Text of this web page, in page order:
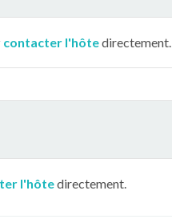
contacter l'hôtedirectement.
l'hôtedirectement.